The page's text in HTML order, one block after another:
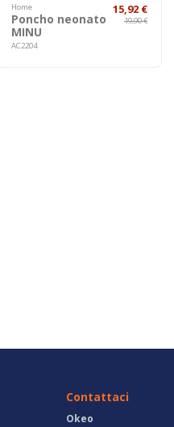
Home
Poncho neonato
MINU
AC2204
15,92 €
19,90 €
Contattaci
Okeo